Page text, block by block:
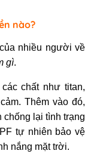
nào?
nhiều người về
gì.
chất như titan,
Thêm vào đó,
chống lại tình trạng
tự nhiên bảo vệ
nắng mặt trời.